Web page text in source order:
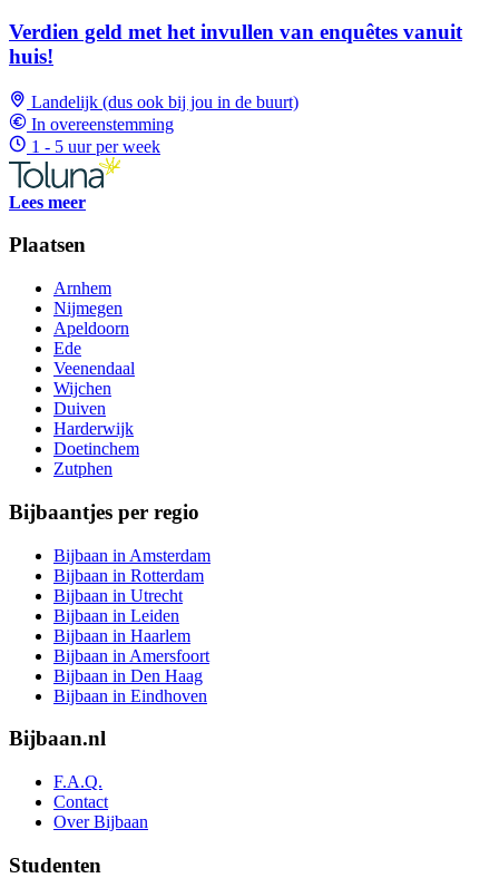
Verdien geld met het invullen van enquêtes vanuit
huis!
Landelijk (dus ook bij jou in de buurt)
In overeenstemming
1 - 5 uur per week
Lees meer
Plaatsen
Arnhem
Nijmegen
Apeldoorn
Ede
Veenendaal
Wijchen
Duiven
Harderwijk
Doetinchem
Zutphen
Bijbaantjes per regio
Bijbaan in Amsterdam
Bijbaan in Rotterdam
Bijbaan in Utrecht
Bijbaan in Leiden
Bijbaan in Haarlem
Bijbaan in Amersfoort
Bijbaan in Den Haag
Bijbaan in Eindhoven
Bijbaan.nl
F.A.Q.
Contact
Over Bijbaan
Studenten